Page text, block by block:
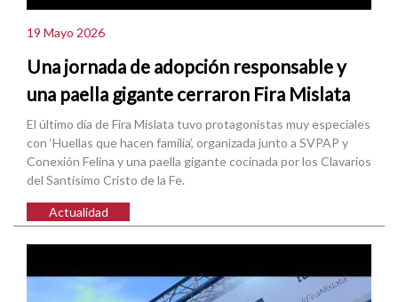
19 Mayo 2026
Una jornada de adopción responsable y
una paella gigante cerraron Fira Mislata
El último día de Fira Mislata tuvo protagonistas muy especiales
con ‘Huellas que hacen familia’, organizada junto a SVPAP y
Conexión Felina y una paella gigante cocinada por los Clavarios
del Santísimo Cristo de la Fe.
Actualidad